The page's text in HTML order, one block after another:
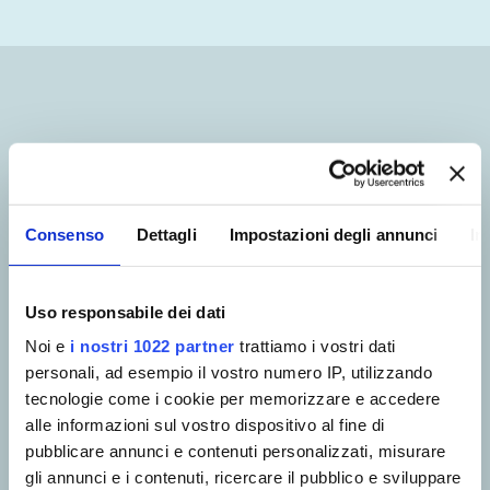
Consenso Dettagli Impostazioni degli annunci
Uso responsabile dei dati
Noi e i nostri 1022 partner trattiamo i vostri dati
personali, ad esempio il vostro numero IP, utilizzando
tecnologie come i cookie per memorizzare e accedere
alle informazioni sul vostro dispositivo al fine di
pubblicare annunci e contenuti personalizzati, misurare
gli annunci e i contenuti, ricercare il pubblico e sviluppare
REGOLAMENTO PER
LA DISCIPLINA DEI
CONTRATTI E DEGLI
COMMISSIONI GARE